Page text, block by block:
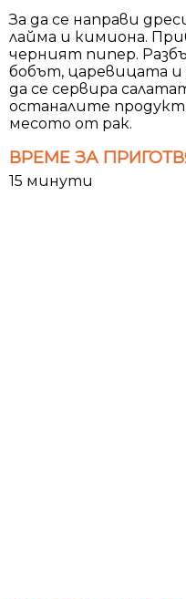
За да се направи
лайма и кимиона.
черният пипер.
бобът, царевицата
да се сервира
останалите
месото от рак.
ВРЕМЕ ЗА
15 минути